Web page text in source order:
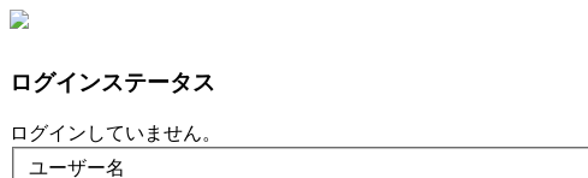
ログインステータス
ログインしていません。
ユーザー名